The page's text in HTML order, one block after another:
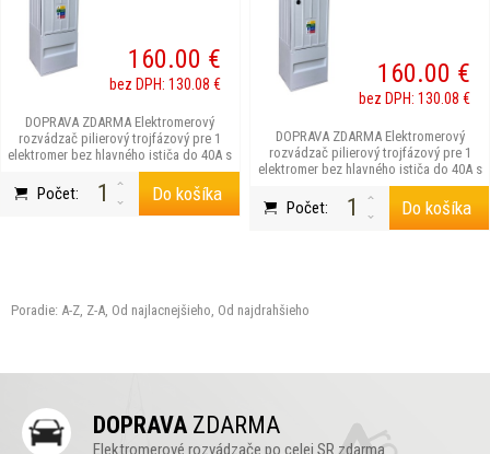
DOPRAVA ZDARMA Elektromerový
rozvádzač pilierový trojfázový pre 1
elektromer bez hlavného ističa do 40A s
možnosťou blo...
160.00 €
bez DPH: 130.08 €
Počet: Do košíka
DOPRAVA ZDARMA Elektromerový
rozvádzač pilierový trojfázový pre 1
elektromer bez hlavného ističa do 40A s
možnosťou blok...
160.00 €
bez DPH: 130.08 €
Počet: Do košíka
Poradie: A-Z, Z-A, Od najlacnejšieho, Od najdrahšieho
DOPRAVA ZDARMA
Elektromerové rozvádzače po celej SR zdarma